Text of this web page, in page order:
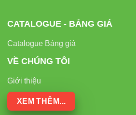
CATALOGUE - BẢNG GIÁ
Catalogue Bảng giá
VỀ CHÚNG TÔI
Giới thiệu
XEM THÊM...